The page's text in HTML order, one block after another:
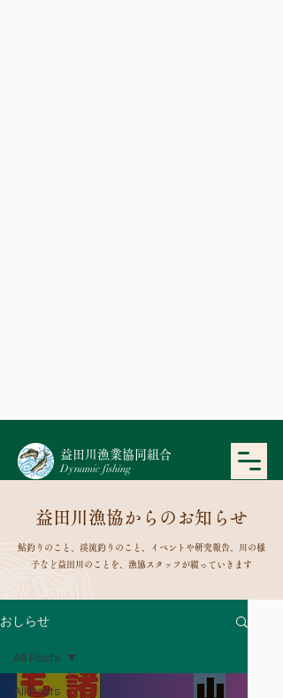
​益田川漁業協同組合
Dynamic fishing
益田川漁協からのお知らせ
鮎釣りのこと、渓流釣りのこと、イベントや研究報告、川の様
子など益田川のことを、漁協スタッフが綴っていきます
おしらせ
All Posts
All Posts